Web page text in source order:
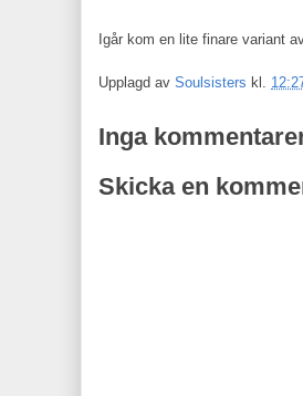
Igår kom en lite finare variant
Upplagd av Soulsisters kl.
Inga
Skicka en